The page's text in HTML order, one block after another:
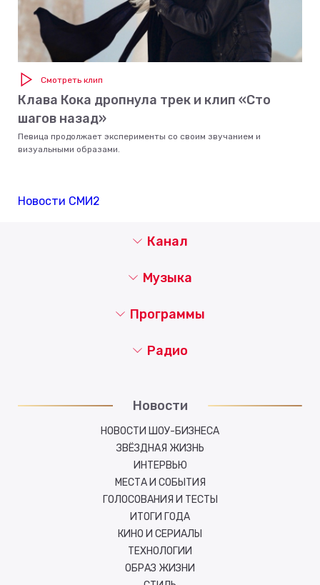
Смотреть клип
Клава Кока дропнула трек и клип «Сто
шагов назад»
Певица продолжает эксперименты со своим звучанием и
визуальными образами.
Новости СМИ2
Канал
Музыка
Новости
НОВОСТИ ШОУ-БИЗНЕСА
ЗВЁЗДНАЯ ЖИЗНЬ
ИНТЕРВЬЮ
МЕСТА И СОБЫТИЯ
ГОЛОСОВАНИЯ И ТЕСТЫ
ИТОГИ ГОДА
КИНО И СЕРИАЛЫ
ТЕХНОЛОГИИ
ОБРАЗ ЖИЗНИ
Программы
Радио